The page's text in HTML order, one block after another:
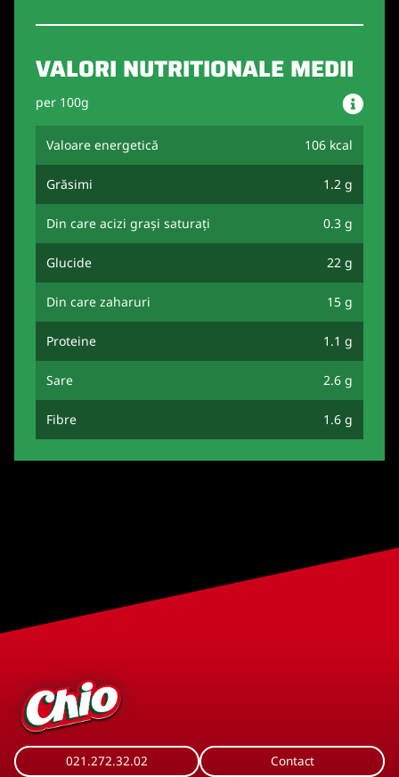
VALORI NUTRITIONALE MEDII
per 100g
Valoare energetică 106 kcal
Grăsimi 1.2 g
Din care acizi grași saturați 0.3 g
Glucide 22 g
Din care zaharuri 15 g
Proteine 1.1 g
Sare 2.6 g
Fibre 1.6 g
021.272.32.02 Contact